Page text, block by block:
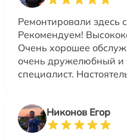
Ремонтировали здесь
Рекомендуем!
Очень хорошее
очень дружелюбный и
специалист.
Никонов Егор